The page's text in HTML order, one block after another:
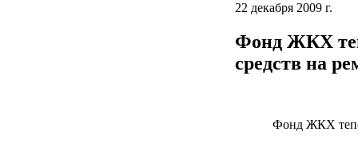
22 декабря 2009 г.
Фонд ЖКХ
средств на
Фонд ЖКХ